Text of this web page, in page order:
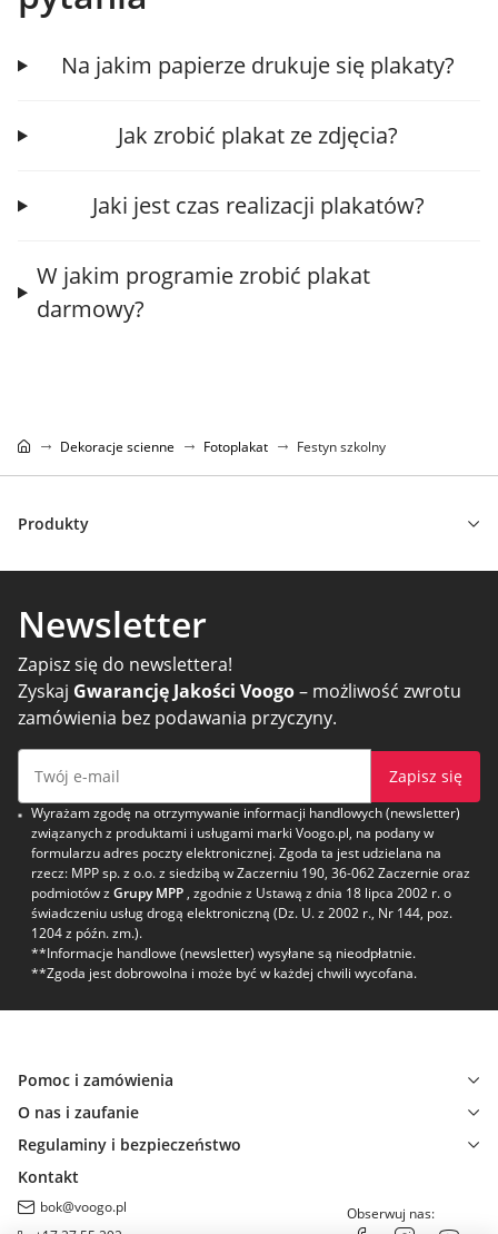
Na jakim papierze drukuje się plakaty?
Jak zrobić plakat ze zdjęcia?
Jaki jest czas realizacji plakatów?
W jakim programie zrobić plakat
darmowy?
Dekoracje scienne Fotoplakat Festyn szkolny
Produkty
Newsletter
Zapisz się do newslettera!
Zyskaj Gwarancję Jakości Voogo– możliwość zwrotu
zamówienia bez podawania przyczyny.
Zapisz się
Wyrażam zgodę na otrzymywanie informacji handlowych (newsletter)
związanych z produktami i usługami marki Voogo.pl, na podany w
formularzu adres poczty elektronicznej. Zgoda ta jest udzielana na
rzecz: MPP sp. z o.o. z siedzibą w Zaczerniu 190, 36-062 Zaczernie oraz
podmiotów z Grupy MPP , zgodnie z Ustawą z dnia 18 lipca 2002 r. o
świadczeniu usług drogą elektroniczną (Dz. U. z 2002 r., Nr 144, poz.
1204 z późn. zm.).
**Informacje handlowe (newsletter) wysyłane są nieodpłatnie.
**Zgoda jest dobrowolna i może być w każdej chwili wycofana.
Pomoc i zamówienia
O nas i zaufanie
Regulaminy i bezpieczeństwo
Kontakt
bok@voogo.pl
Obserwuj nas: